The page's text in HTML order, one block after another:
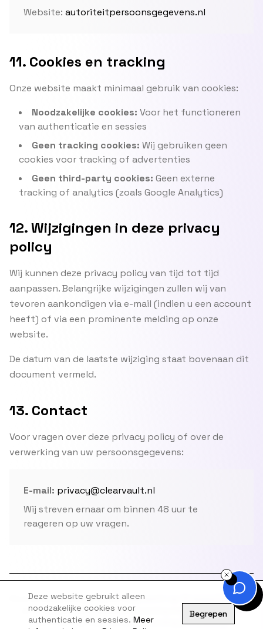
Website: autoriteitpersoonsgegevens.nl
11. Cookies en tracking
Onze website maakt minimaal gebruik van cookies:
Noodzakelijke cookies: Voor het functioneren
van authenticatie en sessies
Geen tracking cookies: Wij gebruiken geen
cookies voor tracking of advertenties
Geen third-party cookies: Geen externe
tracking of analytics (zoals Google Analytics)
12. Wijzigingen in deze privacy
policy
Wij kunnen deze privacy policy van tijd tot tijd
aanpassen. Belangrijke wijzigingen zullen wij van
tevoren aankondigen via e-mail (indien u een account
heeft) of via een prominente melding op onze
website.
De datum van de laatste wijziging staat bovenaan dit
document vermeld.
13. Contact
Voor vragen over deze privacy policy of over de
verwerking van uw persoonsgegevens:
E-mail: privacy@clearvault.nl
Wij streven ernaar om binnen 48 uur te
reageren op uw vragen.
Deze privacy policy is laatst bijgewerkt op
10 augustus 2026
en is opgesteld in overeenstemming met de Algemene
Verordening Gegevensbescherming (AVG/GDPR).
Deze website gebruikt alleen
noodzakelijke cookies voor
authenticatie en sessies. Meer
Begrepen